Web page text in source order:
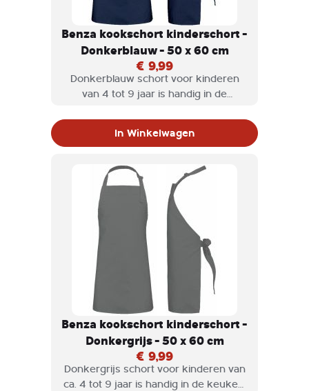
Benza kookschort kinderschort -
Donkerblauw - 50 x 60 cm
€ 9,99
Donkerblauw schort voor kinderen
van 4 tot 9 jaar is handig in de
voor kinderen is niet alleen stijlvol,
halskoord is verstelbaar.
In Winkelwagen
Benza kookschort kinderschort -
Donkergrijs - 50 x 60 cm
€ 9,99
Donkergrijs schort voor kinderen van
ca. 4 tot 9 jaar is handig in de keuken,